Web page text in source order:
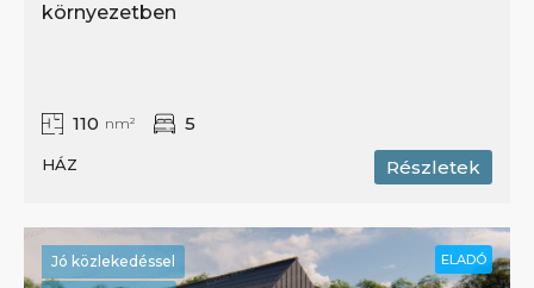
környezetben
110 nm² 5
HÁZ Részletek
ELADÓ
Jó közlekedéssel